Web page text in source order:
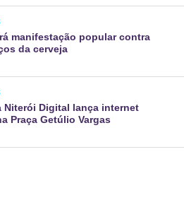
manifestação popular contra
da cerveja
Niterói Digital lança internet
Praça Getúlio Vargas